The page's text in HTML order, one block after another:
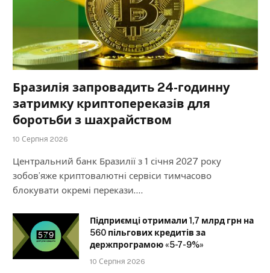
Бразилія запровадить 24-годинну
затримку криптопереказів для
боротьби з шахрайством
10 Серпня 2026
Центральний банк Бразилії з 1 січня 2027 року
зобов’яже криптовалютні сервіси тимчасово
блокувати окремі перекази.…
Підприємці отримали 1,7 млрд грн на
560 пільгових кредитів за
держпрограмою «5-7-9%»
10 Серпня 2026